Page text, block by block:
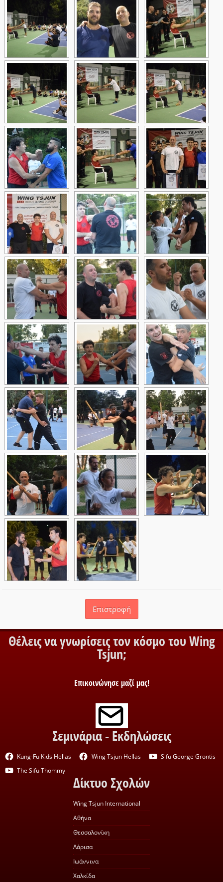
Επιστροφή
Θέλεις να γνωρίσεις τον κόσμο του Wing
Tsjun;
Επικοινώνησε μαζί μας!
Σεμινάρια - Εκδηλώσεις
Kung-Fu Kids Hellas Wing Tsjun Hellas
Sifu George Grontis
The Sifu Thommy
Δίκτυο Σχολών
Wing Tsjun International
Αθήνα
Θεσσαλονίκη
Λάρισα
Ιωάννινα
Χαλκίδα